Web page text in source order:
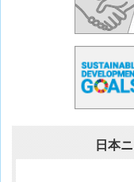
日本